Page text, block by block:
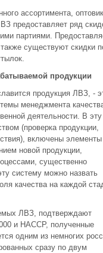
ассортимента,
предоставляет ряд
партиями.
существуют скидки
продукции
продукция ЛВЗ, -
менеджмента
деятельности. В эту
(проверка продукции,
включены элементы
новой продукции,
существенно
систему можно назвать
качества на каждой
ЛВЗ, подтверждают
и HACCP, полученные
одним из немногих
сразу по двум